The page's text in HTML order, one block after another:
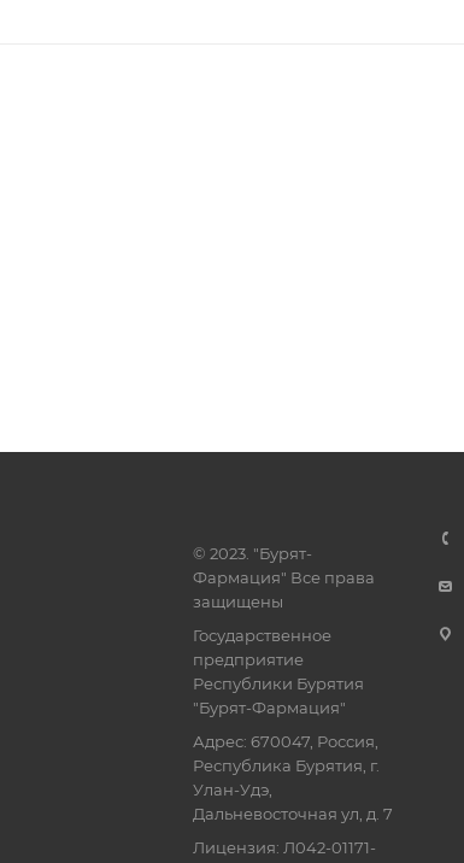
© 2023. "Бурят-
Фармация" Все права
защищены
Государственное
предприятие
Республики Бурятия
"Бурят-Фармация"
Адрес: 670047, Россия,
Республика Бурятия, г.
Улан-Удэ,
Дальневосточная ул, д. 7
Лицензия: Л042-01171-